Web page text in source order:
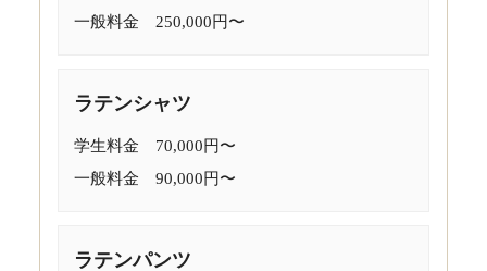
一般料金 250,000円〜
ラテンシャツ
学生料金 70,000円〜
一般料金 90,000円〜
ラテンパンツ